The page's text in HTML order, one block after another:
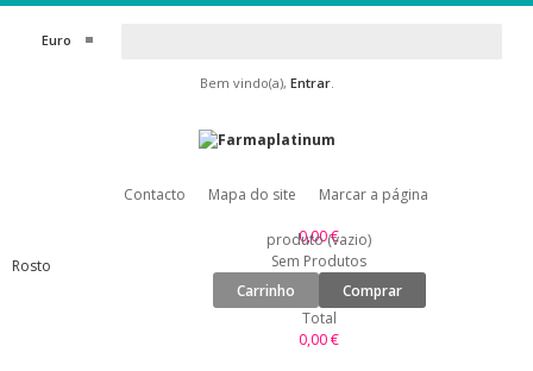
Euro
Bem vindo(a), Entrar.
Contacto Mapa do site Marcar a página
0,00 €
produto (vazio)
Sem Produtos
Carrinho
Comprar
Total
0,00 €
Rosto